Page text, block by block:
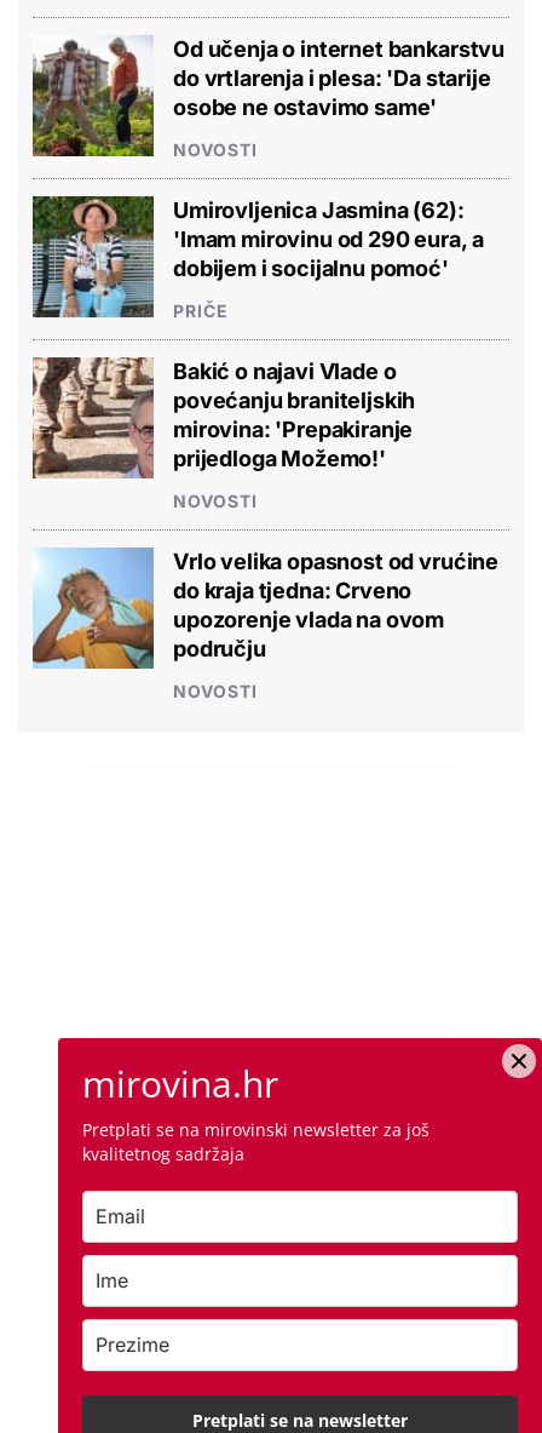
Od učenja o internet bankarstvu
do vrtlarenja i plesa: 'Da starije
osobe ne ostavimo same'
NOVOSTI
Umirovljenica Jasmina (62):
'Imam mirovinu od 290 eura, a
dobijem i socijalnu pomoć'
PRIČE
Bakić o najavi Vlade o
povećanju braniteljskih
mirovina: 'Prepakiranje
prijedloga Možemo!'
NOVOSTI
Vrlo velika opasnost od vrućine
do kraja tjedna: Crveno
upozorenje vlada na ovom
području
NOVOSTI
mirovina.hr
Pretplati se na mirovinski newsletter za još
kvalitetnog sadržaja
Pretplati se na newsletter